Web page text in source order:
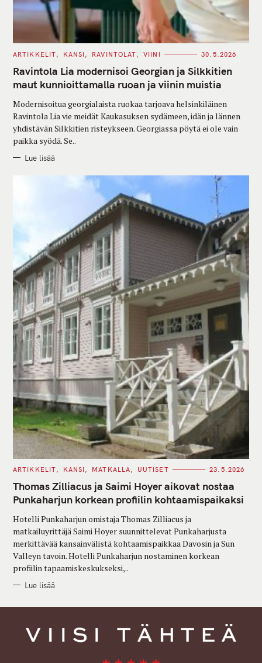
C
T
E
G
O
I
E
S
ARTIKKELIT KANSI RAVINTOLAT VIINI 30.5.2026
Ravintola Lia modernisoi Georgian ja Silkkitien
maut kunnioittamalla ruoan ja viinin muistia
Modernisoitua georgialaista ruokaa tarjoava helsinkiläinen
Ravintola Lia vie meidät Kaukasuksen sydämeen, idän ja lännen
yhdistävän Silkkitien risteykseen. Georgiassa pöytä ei ole vain
paikka syödä. Se..
Lue lisää
C
T
E
G
O
I
E
S
ARTIKKELIT KANSI MATKALLA UUTISET 23.5.2026
Thomas Zilliacus ja Saimi Hoyer aikovat nostaa
Punkaharjun korkean profiilin kohtaamispaikaksi
Hotelli Punkaharjun omistaja Thomas Zilliacus ja
matkailuyrittäjä Saimi Hoyer suunnittelevat Punkaharjusta
merkittävää kansainvälistä kohtaamispaikkaa Davosin ja Sun
Valleyn tavoin. Hotelli Punkaharjun nostaminen korkean
profiilin tapaamiskeskukseksi,..
Lue lisää